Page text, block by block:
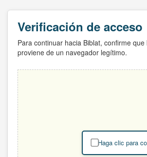
Verificación de acceso
Para continuar hacia Biblat, confirme que
proviene de un navegador legítimo.
Haga clic para